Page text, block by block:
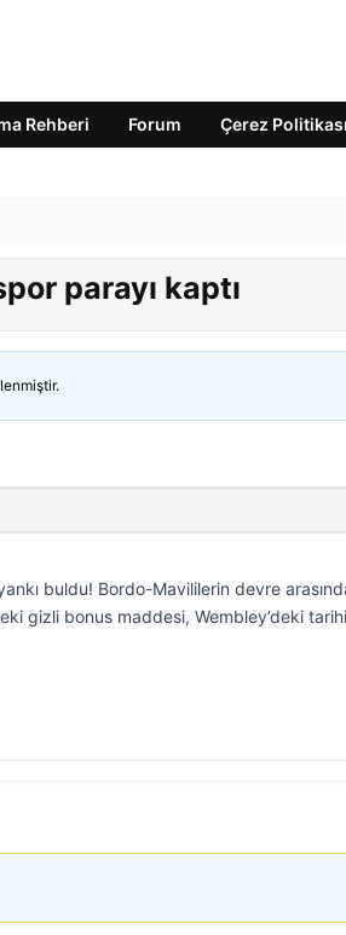
Rehberi Forum Çerez Politikası
parayı kaptı
buldu! Bordo-Mavililerin devre
gizli bonus maddesi, Wembley’deki tarihi